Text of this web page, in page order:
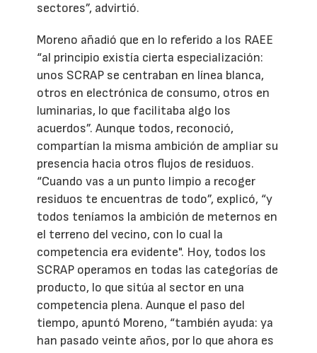
sectores”, advirtió.
Moreno añadió que en lo referido a los RAEE
“al principio existía cierta especialización:
unos SCRAP se centraban en línea blanca,
otros en electrónica de consumo, otros en
luminarias, lo que facilitaba algo los
acuerdos”. Aunque todos, reconoció,
compartían la misma ambición de ampliar su
presencia hacia otros flujos de residuos.
“Cuando vas a un punto limpio a recoger
residuos te encuentras de todo”, explicó, “y
todos teníamos la ambición de meternos en
el terreno del vecino, con lo cual la
competencia era evidente". Hoy, todos los
SCRAP operamos en todas las categorías de
producto, lo que sitúa al sector en una
competencia plena. Aunque el paso del
tiempo, apuntó Moreno, “también ayuda: ya
han pasado veinte años, por lo que ahora es